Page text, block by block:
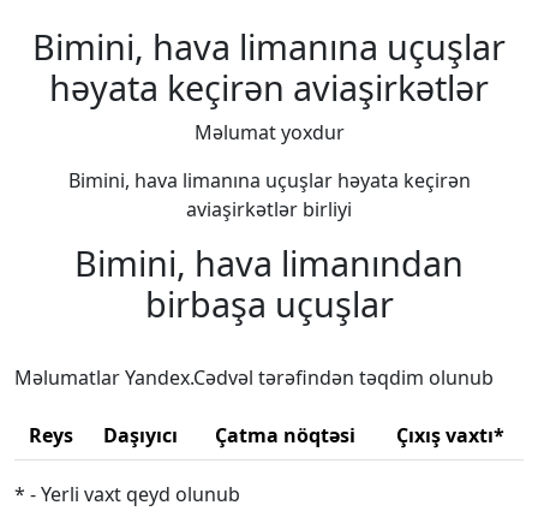
Bimini, hava limanına uçuşlar
həyata keçirən aviaşirkətlər
Məlumat yoxdur
Bimini, hava limanına uçuşlar həyata keçirən
aviaşirkətlər birliyi
Bimini, hava limanından
birbaşa uçuşlar
Məlumatlar Yandex.Cədvəl tərəfindən təqdim olunub
Reys Daşıyıcı Çatma nöqtəsi Çıxış vaxtı*
* - Yerli vaxt qeyd olunub